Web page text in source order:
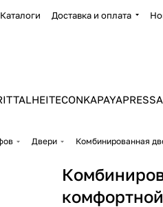
Каталоги Доставка и оплата
HEITECONKAPAYAPRESS
Двери Комбинированная